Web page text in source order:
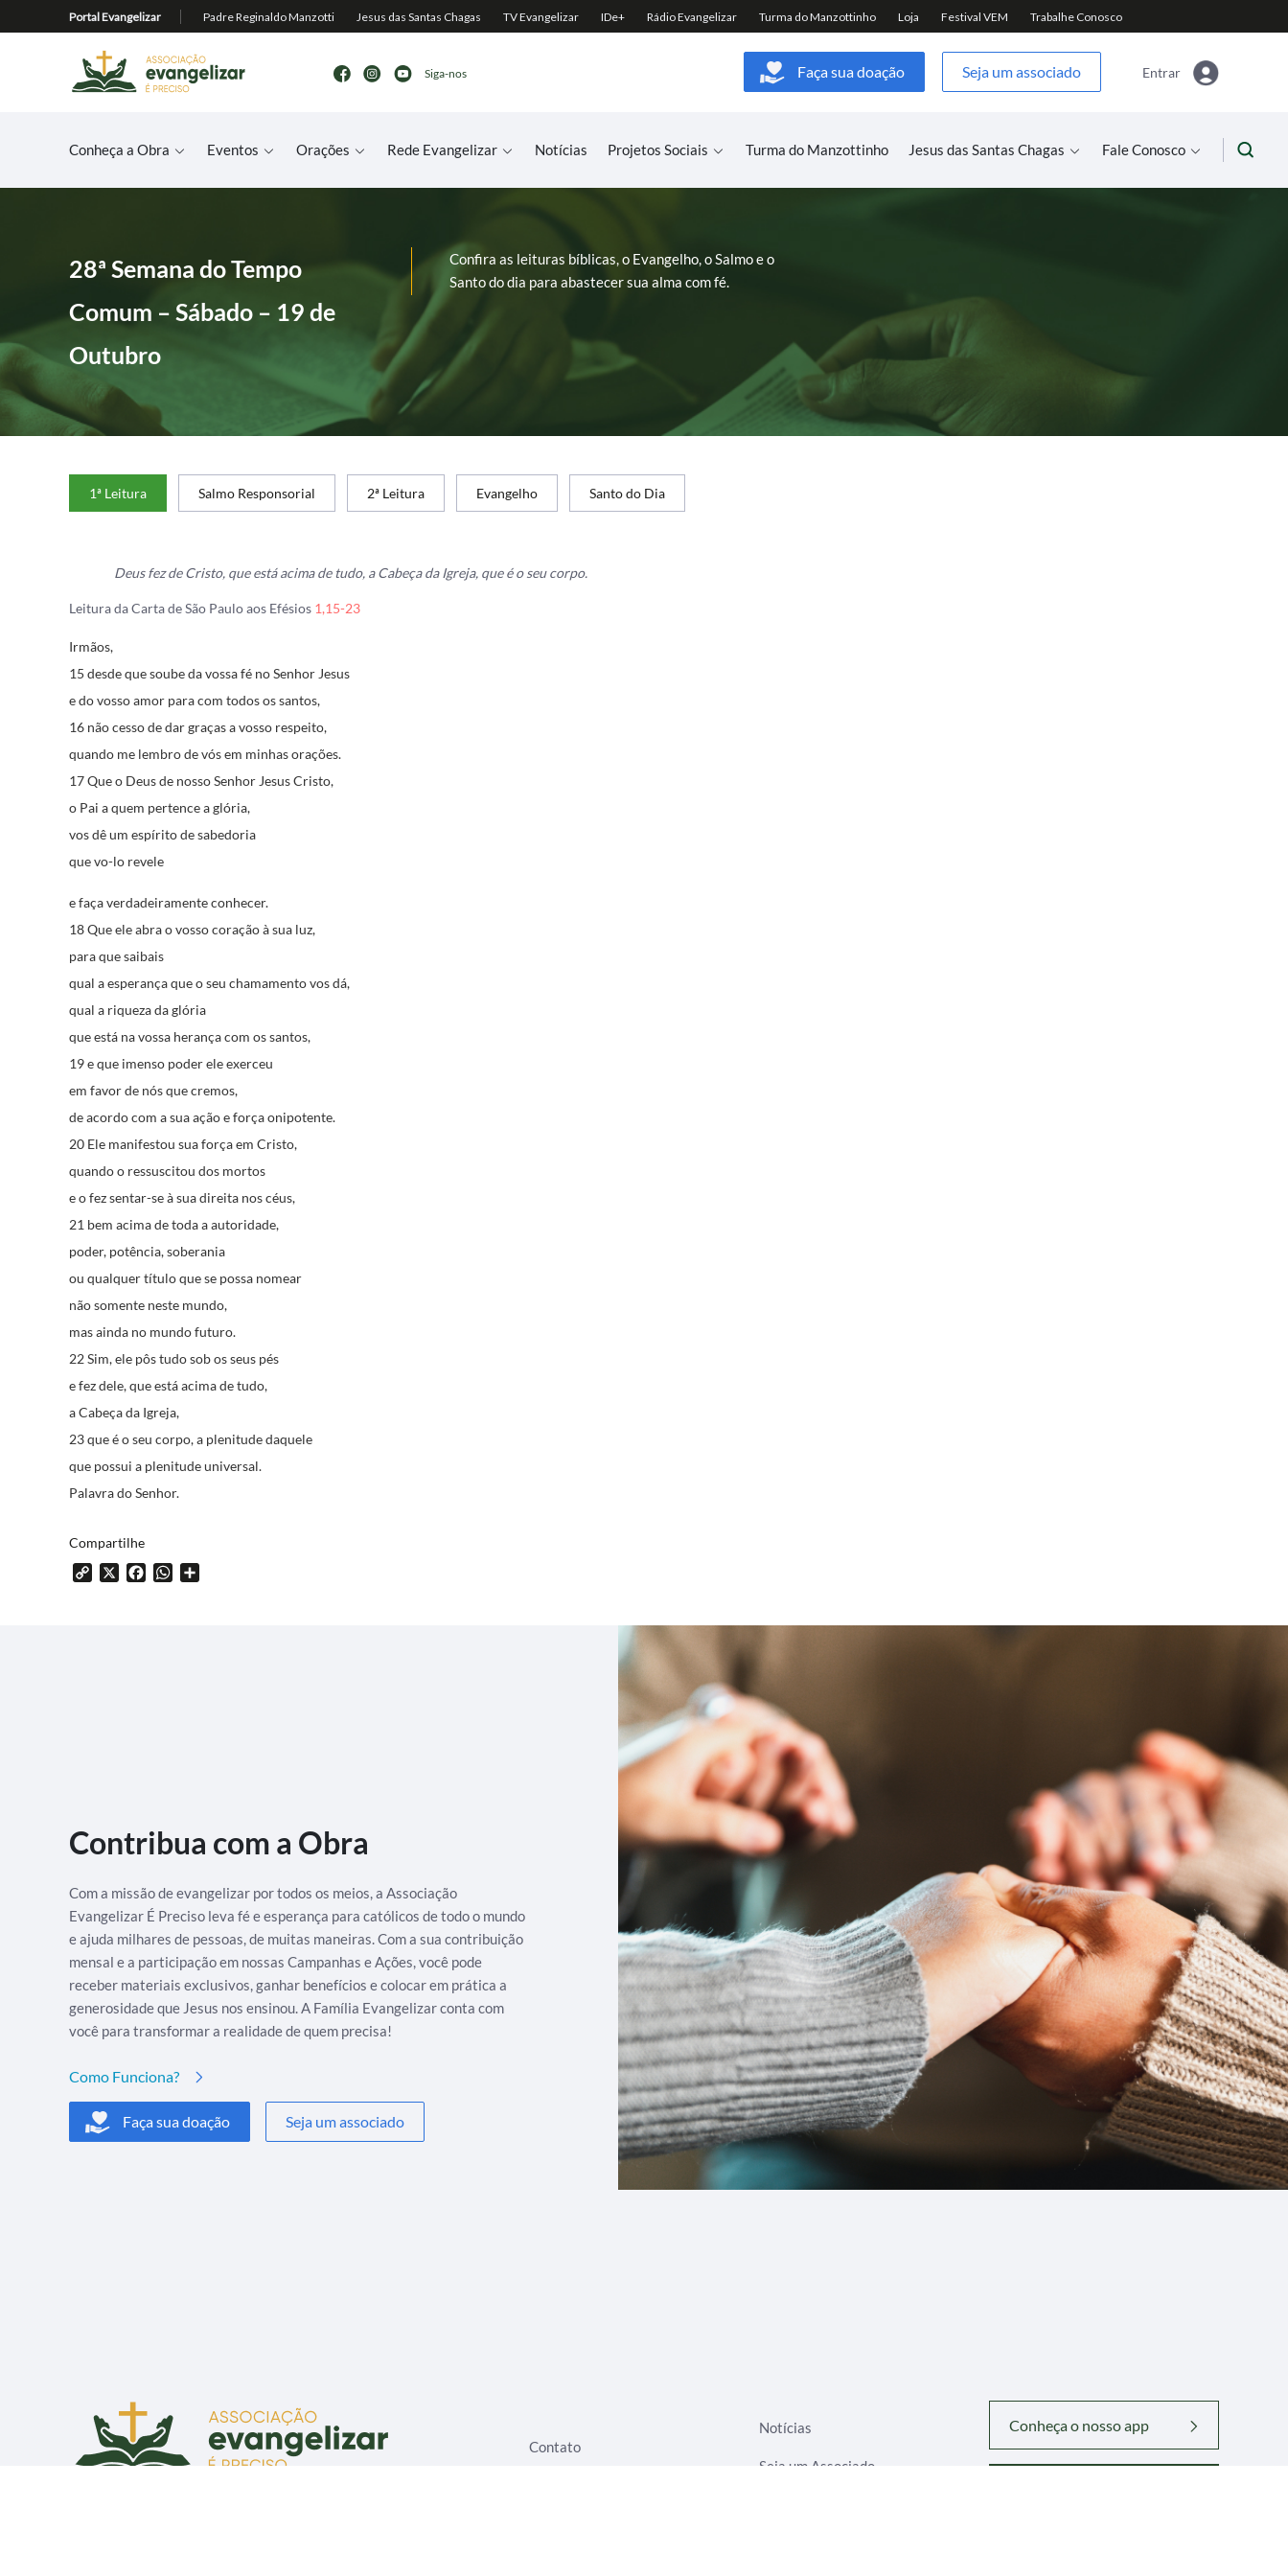
Siga-nos Faça sua doação Seja um associado Entrar
Conheça a Obra Eventos Orações Rede Evangelizar Notícias Projetos Sociais Turma do Manzottinho Jesus das Santas Chagas Fale Conosco
28ª Semana do Tempo
Comum – Sábado – 19 de
Outubro
Confira as leituras bíblicas, o Evangelho, o Salmo e o
Santo do dia para abastecer sua alma com fé.
1ª Leitura Salmo Responsorial 2ª Leitura Evangelho Santo do Dia
Deus fez de Cristo, que está acima de tudo, a Cabeça da Igreja, que é o seu corpo.
Leitura da Carta de São Paulo aos Efésios 1,15-23
Irmãos,
15 desde que soube da vossa fé no Senhor Jesus
e do vosso amor para com todos os santos,
16 não cesso de dar graças a vosso respeito,
quando me lembro de vós em minhas orações.
17 Que o Deus de nosso Senhor Jesus Cristo,
o Pai a quem pertence a glória,
vos dê um espírito de sabedoria
que vo-lo revele
e faça verdadeiramente conhecer.
18 Que ele abra o vosso coração à sua luz,
para que saibais
qual a esperança que o seu chamamento vos dá,
qual a riqueza da glória
que está na vossa herança com os santos,
19 e que imenso poder ele exerceu
em favor de nós que cremos,
de acordo com a sua ação e força onipotente.
20 Ele manifestou sua força em Cristo,
quando o ressuscitou dos mortos
e o fez sentar-se à sua direita nos céus,
21 bem acima de toda a autoridade,
poder, potência, soberania
ou qualquer título que se possa nomear
não somente neste mundo,
mas ainda no mundo futuro.
22 Sim, ele pôs tudo sob os seus pés
e fez dele, que está acima de tudo,
a Cabeça da Igreja,
23 que é o seu corpo, a plenitude daquele
que possui a plenitude universal.
Palavra do Senhor.
Compartilhe
Copy
FacebookWhatsApp
Contribua com a Obra
Com a missão de evangelizar por todos os meios, a Associação
Evangelizar É Preciso leva fé e esperança para católicos de todo o mundo
e ajuda milhares de pessoas, de muitas maneiras. Com a sua contribuição
mensal e a participação em nossas Campanhas e Ações, você pode
receber materiais exclusivos, ganhar benefícios e colocar em prática a
generosidade que Jesus nos ensinou. A Família Evangelizar conta com
você para transformar a realidade de quem precisa!
Como Funciona?
Faça sua doação Seja um associado
Contato
Notícias
Seja um Associado
Conheça o nosso app